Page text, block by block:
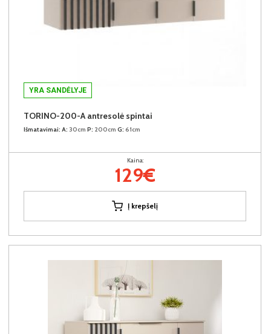
YRA SANDĖLYJE
TORINO-200-A antresolė spintai
Išmatavimai: A: 30cm P: 200cm G: 61cm
Kaina:
129€
Į krepšelį